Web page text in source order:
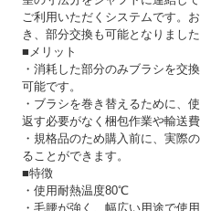
ご利用いただくシステムです。
き、部分交換も可能となりました
■メリット
・消耗した部分のみブラシを交
可能です。
・ブラシを巻き替えるために、
返す必要がなく梱包作業や輸送
・規格品のため購入前に、実際
ることができます。
■特徴
・使用耐熱温度80℃
・毛腰が強く、幅広い用途で使用